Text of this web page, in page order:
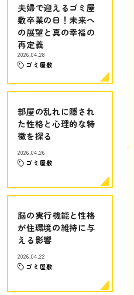
夫婦で迎えるゴミ屋
敷卒業の日！未来へ
の展望と真の幸福の
再定義
2026.04.28
ゴミ屋敷
部屋の乱れに隠され
た性格と心理的な特
徴を探る
2026.04.26
ゴミ屋敷
脳の実行機能と性格
が住環境の維持に与
える影響
2026.04.22
ゴミ屋敷